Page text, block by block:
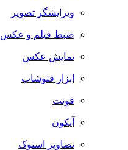
ویرایشگر تصویر
ضبط فيلم و عكس
نمایش عکس
ابزار فتوشاپ
فونت
آیکون
تصاویر استوک